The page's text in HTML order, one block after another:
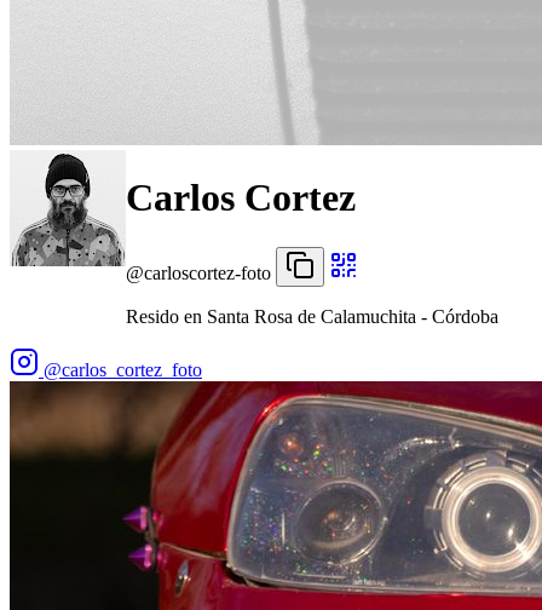
Carlos Cortez
@carloscortez-foto
Resido en Santa Rosa de Calamuchita - Córdoba
@carlos_cortez_foto